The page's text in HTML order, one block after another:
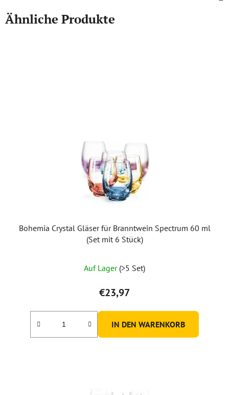
Ähnliche Produkte
Bohemia Crystal Gläser für Branntwein Spectrum 60 ml
(Set mit 6 Stück)
durchschnittliche
Produktbewertung
ist
5,0
von
Auf Lager (>5 Set)
€23,97
IN DEN WARENKORB